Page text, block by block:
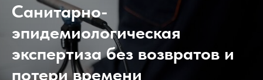
Санитарно-
эпидемиологическая
экспертиза без возвратов и
потери времени